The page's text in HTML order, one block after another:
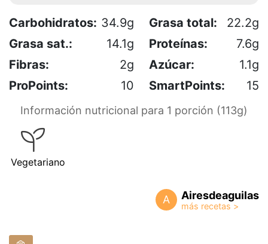
Carbohidratos: 34.9g Grasa total:
22.2g
Grasa sat.:
14.1g Proteínas:
7.6g
Fibras:
2g Azúcar:
1.1g
ProPoints:
10 SmartPoints: 15
Información nutricional para 1 porción (113g)
Vegetariano
A Airesdeaguilas